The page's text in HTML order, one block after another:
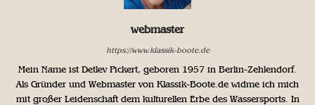
webmaster
https://www.klassik-boote.de
Mein Name ist Detlev Pickert, geboren 1957 in Berlin-Zehlendorf.
Als Gründer und Webmaster von Klassik-Boote.de widme ich mich
mit großer Leidenschaft dem kulturellen Erbe des Wassersports. In